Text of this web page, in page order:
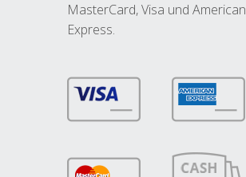
MasterCard, Visa und American
Express.